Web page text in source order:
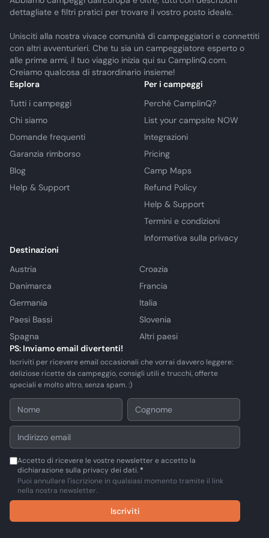
dettagliate e filtri pratici per trovare il vostro posto ideale.
Unisciti alla nostra vivace comunità di campeggiatori e connettiti
con altri avventurieri. Che tu sia un campeggiatore esperto o
alle prime armi, il tuo viaggio inizia qui su CamplinQ.com.
Creiamo qualcosa di straordinario insieme!
Esplora
Tutti i campeggi
Chi siamo
Domande frequenti
Garanzia rimborso
Blog
Help & Support
Per i campeggi
Perché CamplinQ?
List your campsite NOW
Integrazioni
Pricing
Camp Maps
Refund Policy
Help & Support
Termini e condizioni
Informativa sulla privacy
Destinazioni
Austria
Croazia
Danimarca
Francia
Germania
Italia
Paesi Bassi
Slovenia
Spagna
Altri paesi
PS: Inviamo email divertenti!
Iscriviti per ricevere email occasionali che vorrai davvero leggere:
deliziose ricette da campeggio, consigli utili e trucchi, offerte
speciali e molto altro, senza spam. :)
Accetto di ricevere le vostre newsletter e accetto la
dichiarazione sulla privacy dei dati. *
Puoi annullare l'iscrizione in qualsiasi momento tramite il link
nella nostra newsletter.
Iscriviti